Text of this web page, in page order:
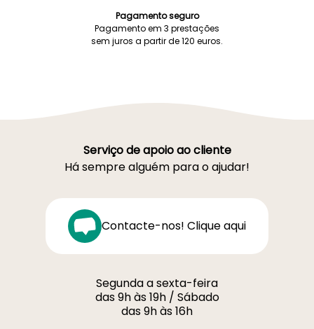
Pagamento seguro
Pagamento em 3 prestações
sem juros a partir de 120 euros.
Serviço de apoio ao cliente
Há sempre alguém para o ajudar!
Contacte-nos! Clique aqui
Segunda a sexta-feira
das 9h às 19h / Sábado
das 9h às 16h